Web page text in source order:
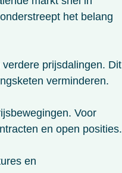
het belang
prijsdalingen. Dit
verminderen.
Voor
en open posities.
en